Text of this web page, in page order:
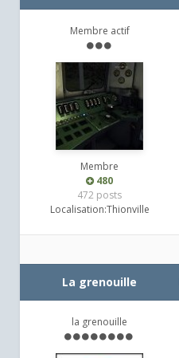
Membre actif
Membre
480
472 posts
Localisation:Thionville
La grenouille
la grenouille